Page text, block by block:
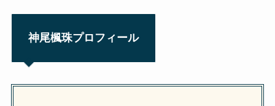
神尾楓珠プロフィール